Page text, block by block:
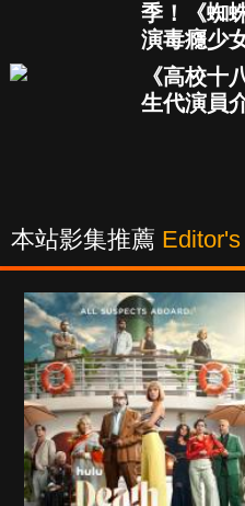
季！《蜘
演毒癮少
《高校十
生代演員
本站影集推薦